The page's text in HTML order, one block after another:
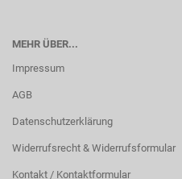
MEHR ÜBER...
Impressum
AGB
Datenschutzerklärung
Widerrufsrecht & Widerrufsformular
Kontakt / Kontaktformular